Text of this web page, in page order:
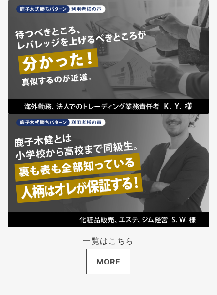
一覧はこちら
MORE